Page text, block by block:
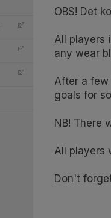
OBS! Det
All players
any wear
After a few
goals for
NB! There
All players
Don't